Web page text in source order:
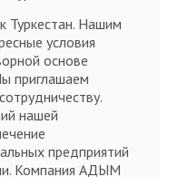
Туркестан. Нашим
условия
основе
приглашаем
нашей
предприятий
Компания АДЫМ